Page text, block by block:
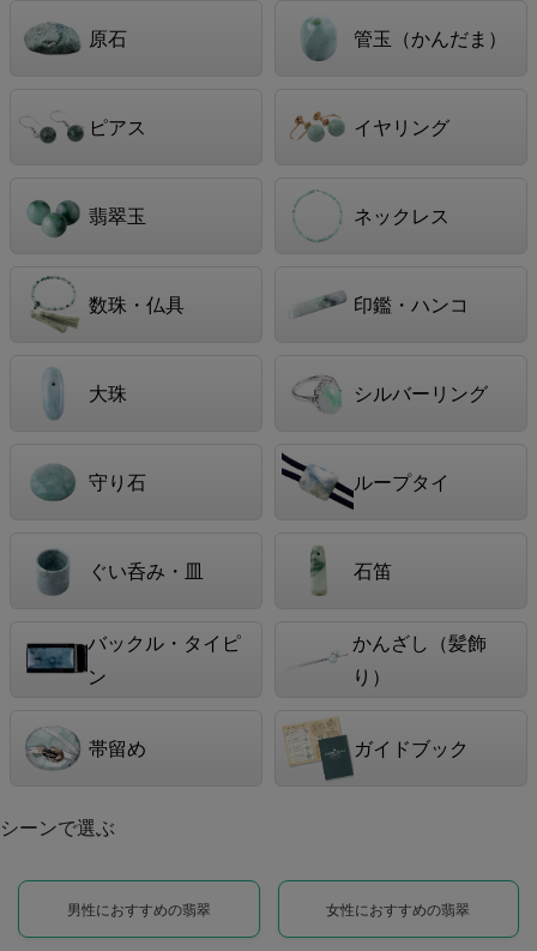
原石 管玉（かんだま）
ピアス イヤリング
翡翠玉 ネックレス
数珠・仏具 印鑑・ハンコ
大珠 シルバーリング
守り石 ループタイ
ぐい呑み・皿 石笛
バックル・タイピ
ン
かんざし（髪飾
り）
帯留め ガイドブック
シーンで選ぶ
男性におすすめの翡翠 女性におすすめの翡翠